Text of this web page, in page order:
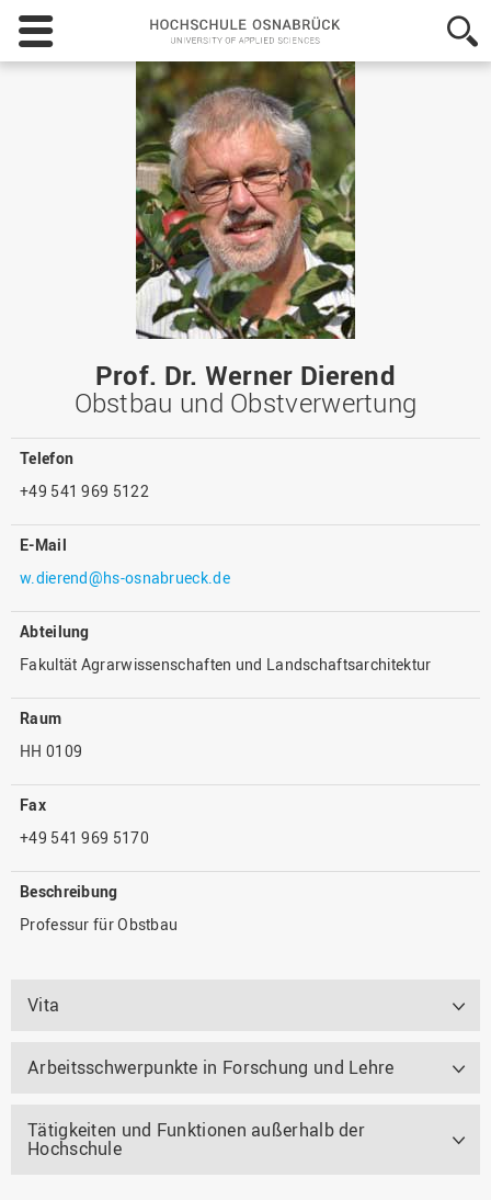
Hochschule
Osnabrück
-
Prof. Dr. Werner Dierend
Obstbau und Obstverwertung
Telefon
+49 541 969 5122
E-Mail
w.dierend@hs-osnabrueck.de
Abteilung
Fakultät Agrarwissenschaften und Landschaftsarchitektur
Raum
HH 0109
Fax
+49 541 969 5170
Beschreibung
Professur für Obstbau
Vita
Arbeitsschwerpunkte in Forschung und Lehre
Tätigkeiten und Funktionen außerhalb der
Hochschule